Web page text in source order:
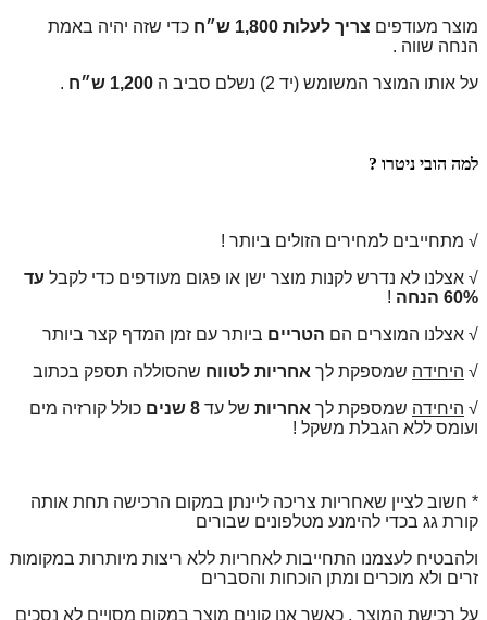
מוצר מעודפים צריך לעלות 1,800 ש״ח
כדי שזה יהיה באמת
הנחה שווה .
על אותו המוצר המשומש (יד 2) נשלם סביב ה
1,200 ש״ח .
למה הובי ניטרו ?
√ מתחייבים למחירים הזולים ביותר !
√ אצלנו לא נדרש לקנות מוצר ישן או פגום מעודפים כדי לקבל עד
60% הנחה
!
√ אצלנו המוצרים הם הטריים ביותר עם זמן המדף קצר ביותר
√ היחידה שמספקת לך אחריות לטווח שהסוללה תספק בכתוב
√ היחידה שמספקת לך אחריות של עד 8 שנים
כולל קורזיה מים
ועומס ללא הגבלת משקל !
* חשוב לציין שאחריות צריכה ליינתן במקום הרכישה תחת אותה
קורת גג בכדי להימנע מטלפונים שבורים
ולהבטיח לעצמנו התחייבות לאחריות ללא ריצות מיותרות במקומות
זרים ולא מוכרים ומתן הוכחות והסברים
על רכישת המוצר . כאשר אנו קונים מוצר במקום מסויים לא נסכים